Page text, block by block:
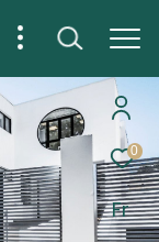
0
Fr